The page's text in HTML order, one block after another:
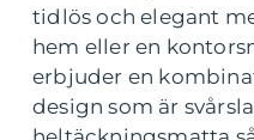
tidlös och elegant
hem eller en
erbjuder en
design som är